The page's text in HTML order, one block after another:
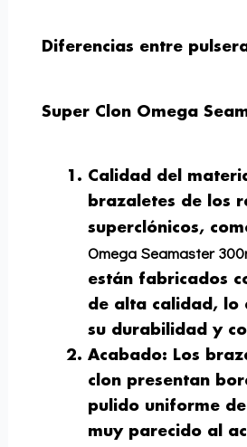
Diferencias entre
Super Clon Omega
Calidad del
brazaletes de los
superclónicos,
Omega Seamaster
están fabricados
de alta calidad, lo
su durabilidad y
Acabado: Los
clon presentan
pulido uniforme
muy parecido al